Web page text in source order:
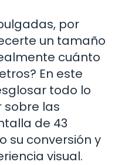
por
un tamaño
cuánto
En este
todo lo
sobre las
de 43
su conversión y
visual.